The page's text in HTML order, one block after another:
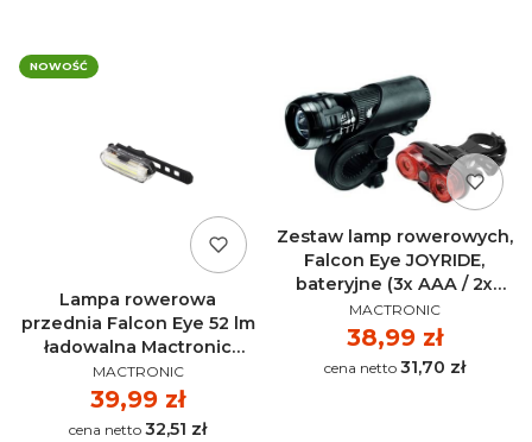
NOWOŚĆ
Lampa rowerowa
przednia Falcon Eye 52 lm
ładowalna Mactronic
FBF0071
PRODUCENT
MACTRONIC
Cena
39,99 zł
Cena 32,51 zł
Zestaw lamp rowerowych,
Falcon Eye JOYRIDE,
bateryjne (3x AAA / 2x
AAA), zestaw (2x uchwyt),
blister MACTRONIC -
FBS0011
PRODUCENT
MACTRONIC
Cena
38,99 zł
Cena 31,70 zł